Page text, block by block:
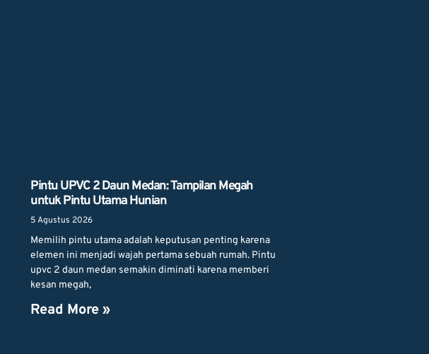
Pintu UPVC 2 Daun Medan: Tampilan Megah
untuk Pintu Utama Hunian
5 Agustus 2026
Memilih pintu utama adalah keputusan penting karena
elemen ini menjadi wajah pertama sebuah rumah. Pintu
upvc 2 daun medan semakin diminati karena memberi
kesan megah,
Read More »